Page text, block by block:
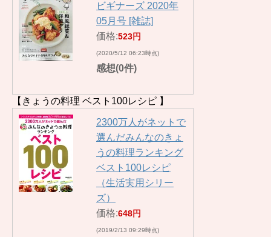
ビギナーズ 2020年
05月号 [雑誌]
価格:523円
(2020/5/12 06:23時点)
感想(0件)
【きょうの料理 ベスト100レシピ 】
2300万人がネットで
選んだみんなのきょ
うの料理ランキング
ベスト100レシピ
（生活実用シリー
ズ）
価格:648円
(2019/2/13 09:29時点)